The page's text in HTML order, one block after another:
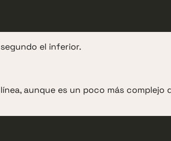
el inferior.
aunque es un poco más complejo